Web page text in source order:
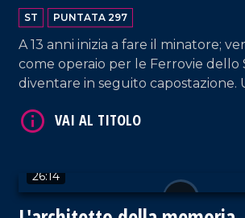
ST PUNTATA 297
A 13 anni inizia a fare il minatore;
come operaio per le Ferrovie dello
diventare in seguito capostazione.
che oggi, a cento anni, continua a
26:14
VAI AL TITOLO
VAI AL TITOLO